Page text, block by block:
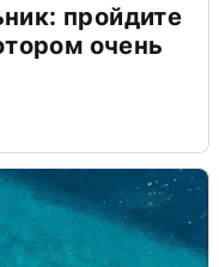
пройдите
очень